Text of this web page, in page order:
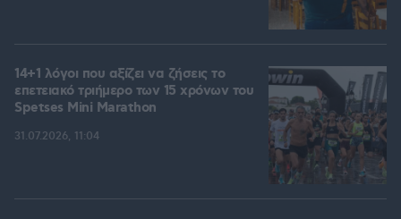
14+1 λόγοι που αξίζει να ζήσεις το
επετειακό τριήμερο των 15 χρόνων του
Spetses Mini Marathon
31.07.2026, 11:04